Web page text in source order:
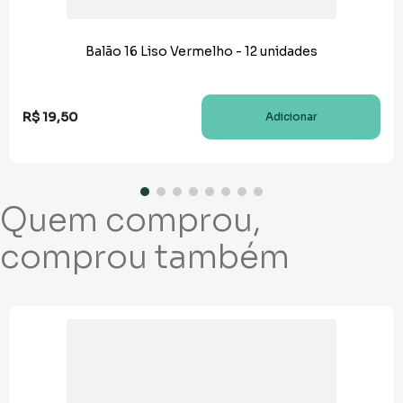
Balão 16 Liso Vermelho - 12 unidades
R$19,50 Adicionar
Quem comprou,
comprou também